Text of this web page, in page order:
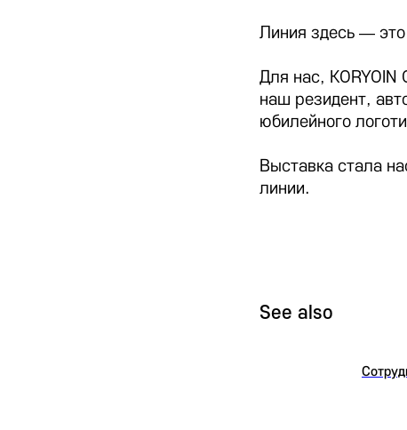
Линия здесь —
Для нас,
наш резидент,
юбилейного
Выставка стала
линии.
See also